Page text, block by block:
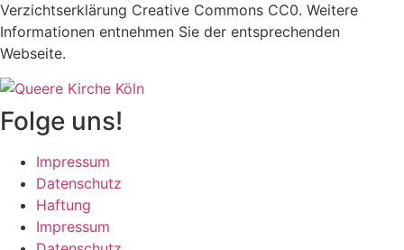
Verzichtserklärung Creative Commons CC0. Weitere
Informationen entnehmen Sie der entsprechenden
Webseite.
Folge uns!
Impressum
Datenschutz
Haftung
Impressum